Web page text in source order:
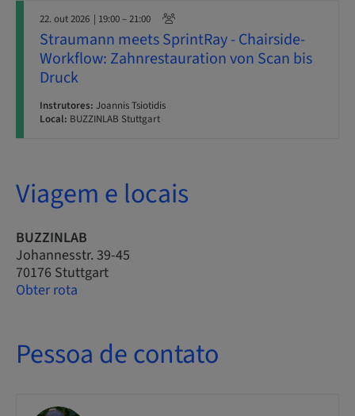
22. out 2026 | 19:00 – 21:00
Straumann meets SprintRay - Chairside-
Workflow: Zahnrestauration von Scan bis
Druck
Instrutores: Joannis Tsiotidis
Local: BUZZINLAB Stuttgart
Viagem e locais
BUZZINLAB
Johannesstr. 39-45
70176 Stuttgart
Obter rota
Pessoa de contato